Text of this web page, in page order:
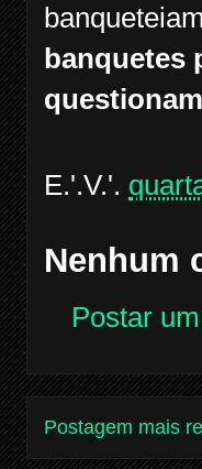
banquetes
E.'.V.'.
Nenhum
Postar
Postagem mais